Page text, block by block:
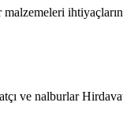
ve nalburlar